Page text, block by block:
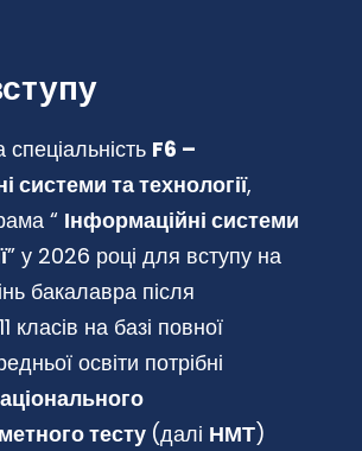
F6 –
системи та технології,
“ Інформаційні системи
” у 2026 році для вступу на
бакалавра після
класів на базі повної
освіти потрібні
тесту (далі НМТ)